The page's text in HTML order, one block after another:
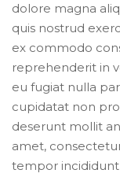
dolore magna
quis nostrud
ex commodo
reprehenderit in
eu fugiat nulla
cupidatat non
deserunt mollit
amet,
tempor